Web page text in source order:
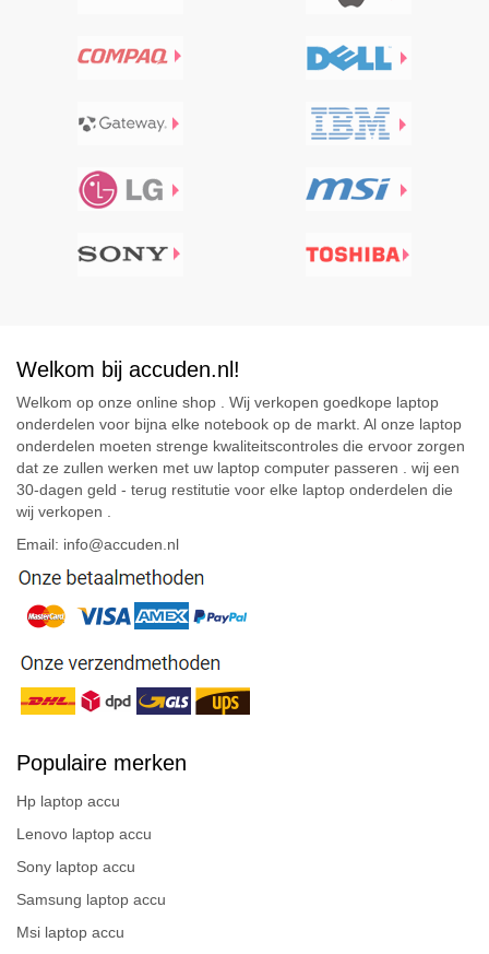
Welkom bij accuden.nl!
Welkom op onze online shop . Wij verkopen goedkope laptop
onderdelen voor bijna elke notebook op de markt. Al onze laptop
onderdelen moeten strenge kwaliteitscontroles die ervoor zorgen
dat ze zullen werken met uw laptop computer passeren . wij een
30-dagen geld - terug restitutie voor elke laptop onderdelen die
wij verkopen .
Email: info@accuden.nl
Populaire merken
Hp laptop accu
Lenovo laptop accu
Sony laptop accu
Samsung laptop accu
Msi laptop accu